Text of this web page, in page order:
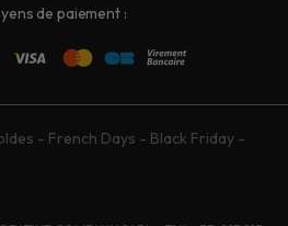
de paiement :
- French Days - Black Friday -